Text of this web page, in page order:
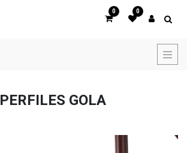
0 0
PERFILES GOLA